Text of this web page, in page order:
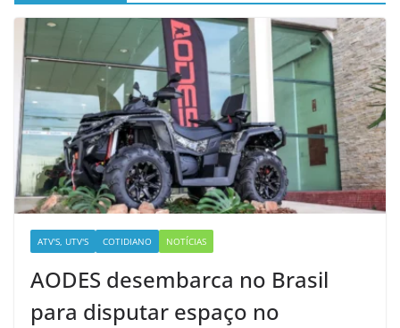
ATV'S, UTV'S COTIDIANO NOTÍCIAS
AODES desembarca no Brasil
para disputar espaço no